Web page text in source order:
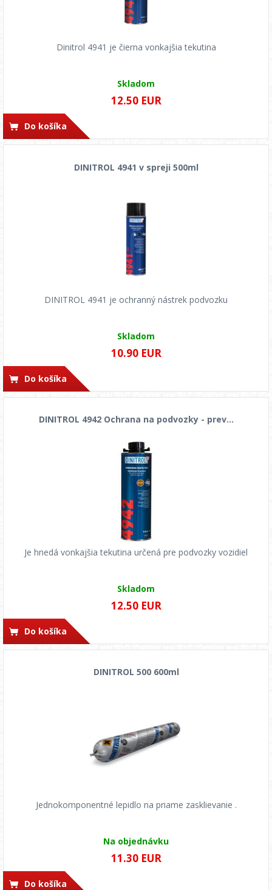
Dinitrol 4941 je čierna vonkajšia tekutina
Skladom
12.50 EUR
Do košíka
DINITROL 4941 v spreji 500ml
DINITROL 4941 je ochranný nástrek podvozku
Skladom
10.90 EUR
Do košíka
DINITROL 4942 Ochrana na podvozky - prev...
Je hnedá vonkajšia tekutina určená pre podvozky vozidiel
Skladom
12.50 EUR
Do košíka
DINITROL 500 600ml
Jednokomponentné lepidlo na priame zasklievanie .
Na objednávku
11.30 EUR
Do košíka